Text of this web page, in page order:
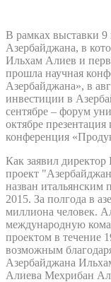
В рамках выставки
Азербайджана, в
Ильхам Алиев и
прошла научная
Азербайджана», в
инвестиции в
сентябре – форум
октябре
конференция
Как заявил
проект
назван
2015. За полгода в
миллиона человек.
международную
проектом в течение
возможным
Азербайджана
Алиева Мехрибан